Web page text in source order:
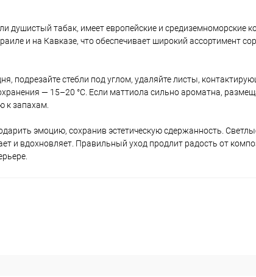
табак, имеет европейские и средиземноморские
и на Кавказе, что обеспечивает широкий ассортимент
подрезайте стебли под углом, удаляйте листы,
— 15–20 °C. Если маттиола сильно ароматна,
к запахам.
эмоцию, сохранив эстетическую сдержанность.
и вдохновляет. Правильный уход продлит радость от